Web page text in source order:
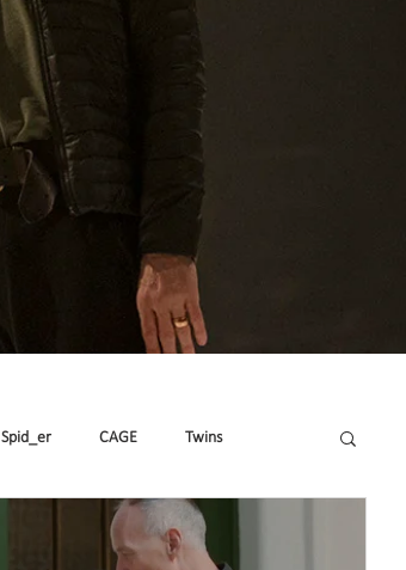
Spid_er CAGE Twins
Tricks & Tracks